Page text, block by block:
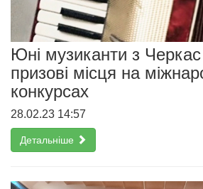
Юні музиканти з Черкас
призові місця на
конкурсах
28.02.23 14:57
Детальніше